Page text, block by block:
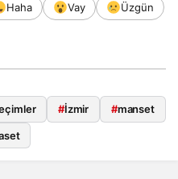
Haha Vay
Üzgün
#İzmir #manset